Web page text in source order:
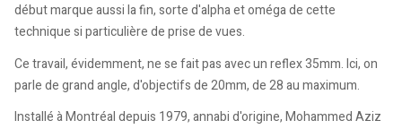
début marque aussi la fin, sorte d'alpha et oméga de cette
technique si particulière de prise de vues.
Ce travail, évidemment, ne se fait pas avec un reflex 35mm. Ici, on
parle de grand angle, d'objectifs de 20mm, de 28 au maximum.
Installé à Montréal depuis 1979, annabi d'origine, Mohammed Aziz